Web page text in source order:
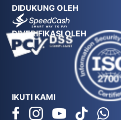
DIDUKUNG OLEH
DIVERIFIKASI OLEH
IKUTI KAMI